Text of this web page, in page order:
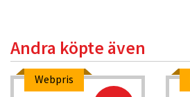
Andra köpte även
Webpris